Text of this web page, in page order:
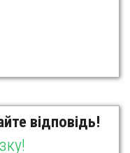
відповідь!